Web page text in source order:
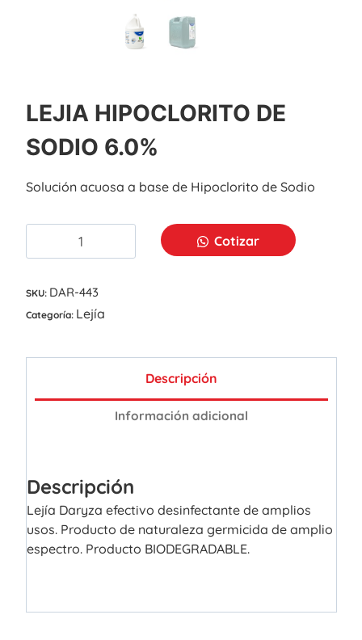
LEJIA HIPOCLORITO DE
SODIO 6.0%
Solución acuosa a base de Hipoclorito de Sodio
Cotizar
SKU: DAR-443
Categoría: Lejía
Descripción
Información adicional
Descripción
Lejía Daryza efectivo desinfectante de amplios
usos. Producto de naturaleza germicida de amplio
espectro. Producto BIODEGRADABLE.